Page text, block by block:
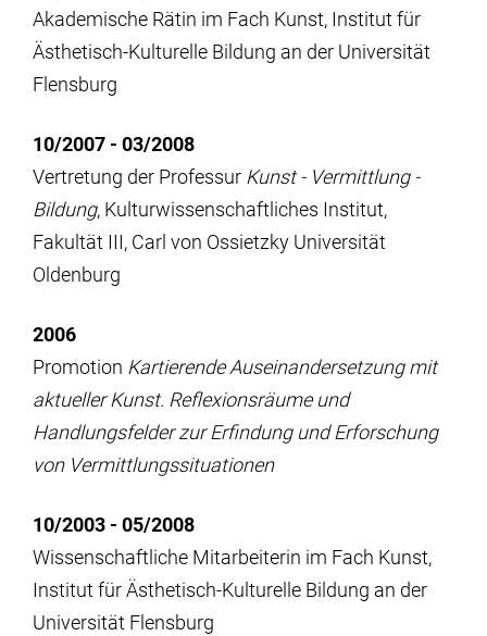
Akademische Rätin im Fach Kunst, Institut für
Ästhetisch-Kulturelle Bildung an der Universität
Flensburg
10/2007 - 03/2008
Vertretung der Professur Kunst - Vermittlung -
Bildung, Kulturwissenschaftliches Institut,
Fakultät III, Carl von Ossietzky Universität
Oldenburg
2006
Promotion Kartierende Auseinandersetzung mit
aktueller Kunst. Reflexionsräume und
Handlungsfelder zur Erfindung und Erforschung
von Vermittlungssituationen
10/2003 - 05/2008
Wissenschaftliche Mitarbeiterin im Fach Kunst,
Institut für Ästhetisch-Kulturelle Bildung an der
Universität Flensburg